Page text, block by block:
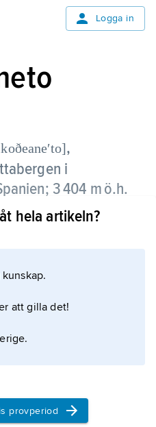
Logga in
,
i
3 404 m ö.h.
högsta topp.
hela artikeln?
att gilla det!
provperiod